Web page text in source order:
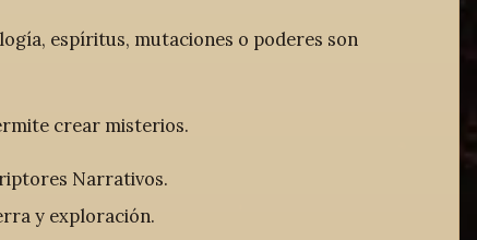
espíritus, mutaciones o poderes son
crear misterios.
Narrativos.
y exploración.